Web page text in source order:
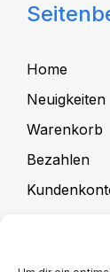
Home
Neuigkeiten
Warenkorb
Bezahlen